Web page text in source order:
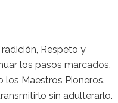
Respeto y
los pasos marcados,
los Maestros Pioneros.
sin adulterarlo.